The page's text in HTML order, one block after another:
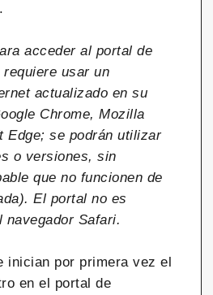
acceder al portal de
usar un
actualizado en su
Chrome, Mozilla
Edge; se podrán utilizar
o versiones, sin
que no funcionen de
El portal no es
navegador Safari.
inician por primera vez el
en el portal de